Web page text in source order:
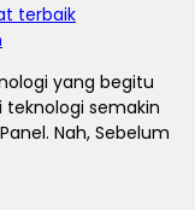
terbaik
yang begitu
semakin
Nah, Sebelum